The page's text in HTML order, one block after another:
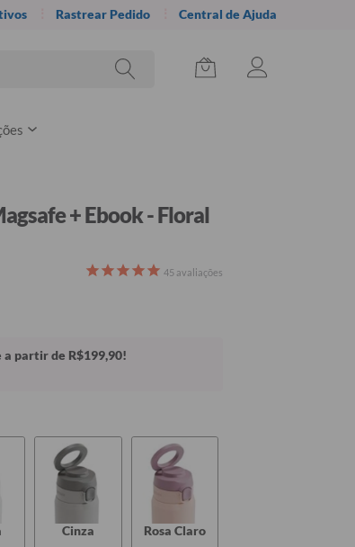
Rastrear Pedido Central de Ajuda
+ Ebook - Floral
45 avaliações
partir de R$199,90!
Cinza Rosa Claro